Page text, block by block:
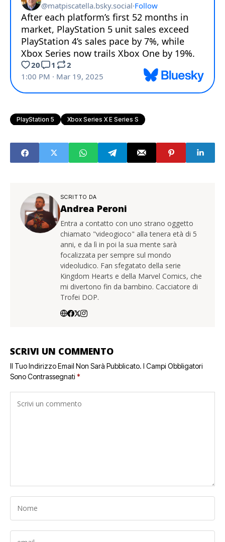
PlayStation 5 Xbox Series X E Series S
SCRITTO DA
Andrea Peroni
Entra a contatto con uno strano oggetto
chiamato "videogioco" alla tenera età di 5
anni, e da lì in poi la sua mente sarà
focalizzata per sempre sul mondo
videoludico. Fan sfegatato della serie
Kingdom Hearts e della Marvel Comics, che
mi divertono fin da bambino. Cacciatore di
Trofei DOP.
SCRIVI UN COMMENTO
Il Tuo Indirizzo Email Non Sarà Pubblicato. I Campi Obbligatori
Sono Contrassegnati *